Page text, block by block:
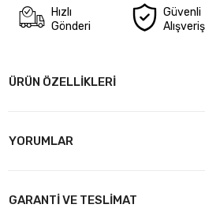
Hızlı
Gönderi
Güvenli
Alışveriş
ÜRÜN ÖZELLİKLERİ
YORUMLAR
GARANTİ VE TESLİMAT